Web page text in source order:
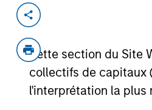
Cette section du Site
collectifs de capitaux
l'interprétation la plus
Bodily aims
leveraging
content and